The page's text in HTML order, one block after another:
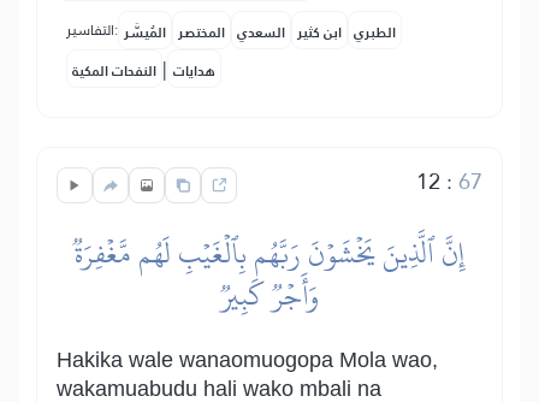
التفاسير: المُيسَّر المختصر السعدي ابن كثير الطبري
النفحات المكية | هدايات
12 :67
إِنَّ ٱلَّذِينَ يَخۡشَوۡنَ رَبَّهُم بِٱلۡغَيۡبِ لَهُم مَّغۡفِرَةٞ
وَأَجۡرٞ كَبِيرٞ
Hakika wale wanaomuogopa Mola wao,
wakamuabudu hali wako mbali na